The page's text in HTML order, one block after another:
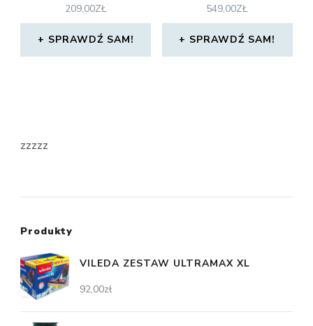
209,00ZŁ
SPRAWDŹ SAM!
549,00ZŁ
SPRAWDŹ SAM!
zzzzz
Produkty
VILEDA ZESTAW ULTRAMAX XL
92,00zł